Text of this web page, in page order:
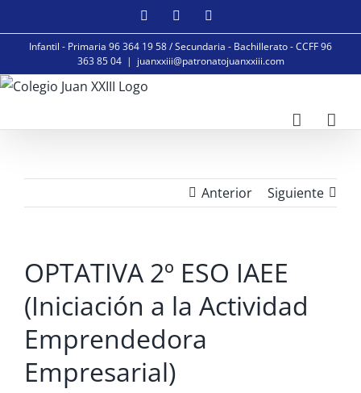
al
contenido
FacebookInstagram
Infantil - Primaria 96 364 19 58 / Secundaria - Bachillerato - CCFF 96
363 85 04 | juanxxiii@patronatojuanxxiii.com
Anterior Siguiente
OPTATIVA 2º ESO IAEE
(Iniciación a la Actividad
Emprendedora
Empresarial)